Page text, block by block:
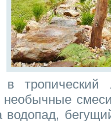
в
водопад,